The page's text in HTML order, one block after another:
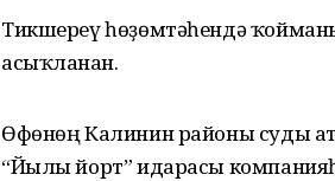
Тикшереү һөҙөмтәһендә
асыҡланған.
Өфөнөң Калинин районы суды
“Йылы йорт” идарасы